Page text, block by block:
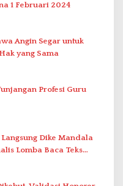
1 Februari 2024
Angin Segar untuk
yang Sama
Profesi Guru
Lomba Baca Teks
di Bali